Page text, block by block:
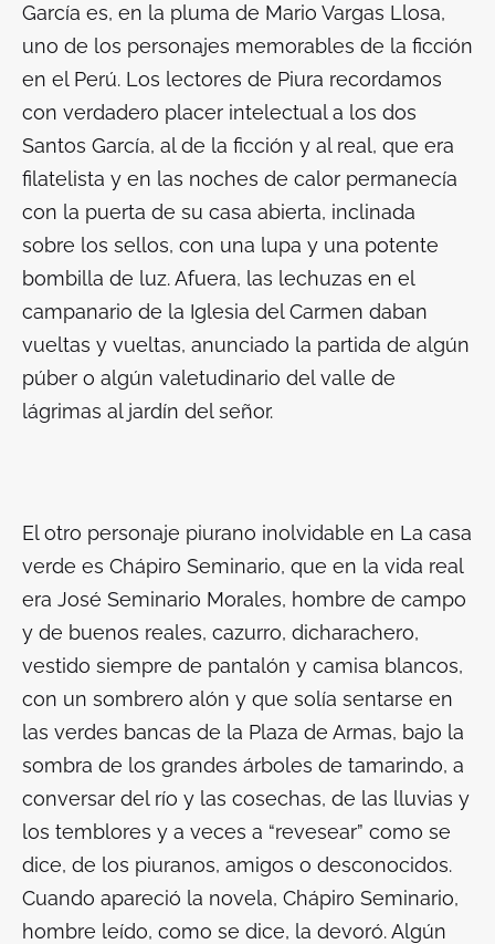
García es, en la pluma de Mario Vargas Llosa,
uno de los personajes memorables de la ficción
en el Perú. Los lectores de Piura recordamos
con verdadero placer intelectual a los dos
Santos García, al de la ficción y al real, que era
filatelista y en las noches de calor permanecía
con la puerta de su casa abierta, inclinada
sobre los sellos, con una lupa y una potente
bombilla de luz. Afuera, las lechuzas en el
campanario de la Iglesia del Carmen daban
vueltas y vueltas, anunciado la partida de algún
púber o algún valetudinario del valle de
lágrimas al jardín del señor.
El otro personaje piurano inolvidable en La casa
verde es Chápiro Seminario, que en la vida real
era José Seminario Morales, hombre de campo
y de buenos reales, cazurro, dicharachero,
vestido siempre de pantalón y camisa blancos,
con un sombrero alón y que solía sentarse en
las verdes bancas de la Plaza de Armas, bajo la
sombra de los grandes árboles de tamarindo, a
conversar del río y las cosechas, de las lluvias y
los temblores y a veces a “revesear” como se
dice, de los piuranos, amigos o desconocidos.
Cuando apareció la novela, Chápiro Seminario,
hombre leído, como se dice, la devoró. Algún